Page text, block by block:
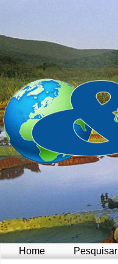
Home Pesquisar